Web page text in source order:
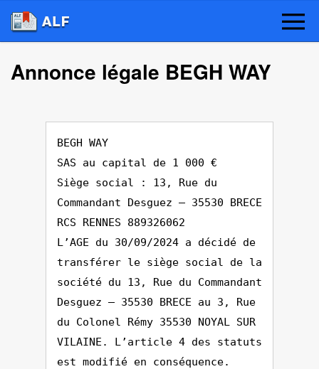
Annonce légale BEGH WAY
BEGH WAY
SAS au capital de 1 000 €
Siège social : 13, Rue du
Commandant Desguez – 35530 BRECE
RCS RENNES 889326062
L’AGE du 30/09/2024 a décidé de
transférer le siège social de la
société du 13, Rue du Commandant
Desguez – 35530 BRECE au 3, Rue
du Colonel Rémy 35530 NOYAL SUR
VILAINE. L’article 4 des statuts
est modifié en conséquence.